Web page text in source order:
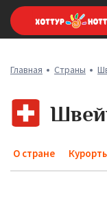
Главная Страны
О стране